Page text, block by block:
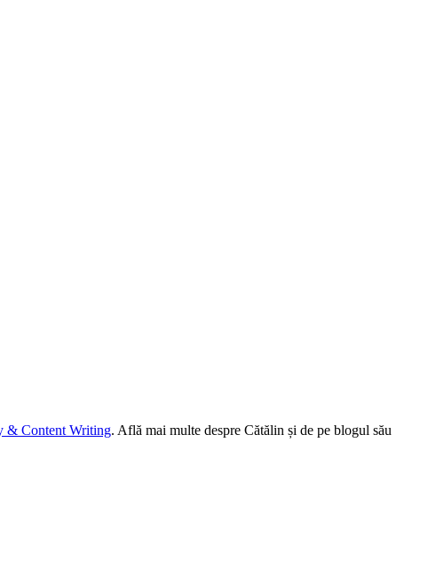
& Content Writing. Află mai multe despre Cătălin și de pe blogul său